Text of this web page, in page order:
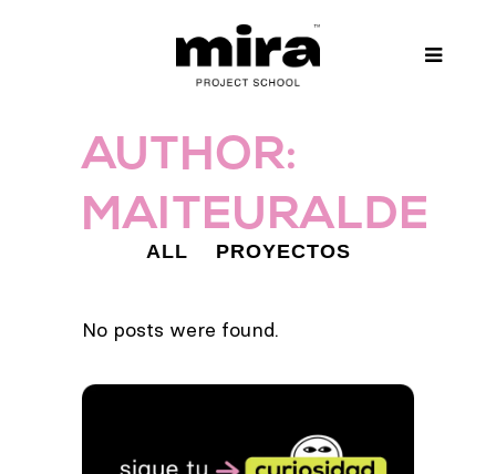
AUTHOR:
MAITEURALDE
ALL PROYECTOS
No posts were found.